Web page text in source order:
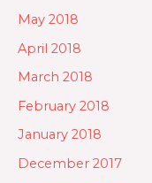
May 2018
April 2018
March 2018
February 2018
January 2018
December 2017